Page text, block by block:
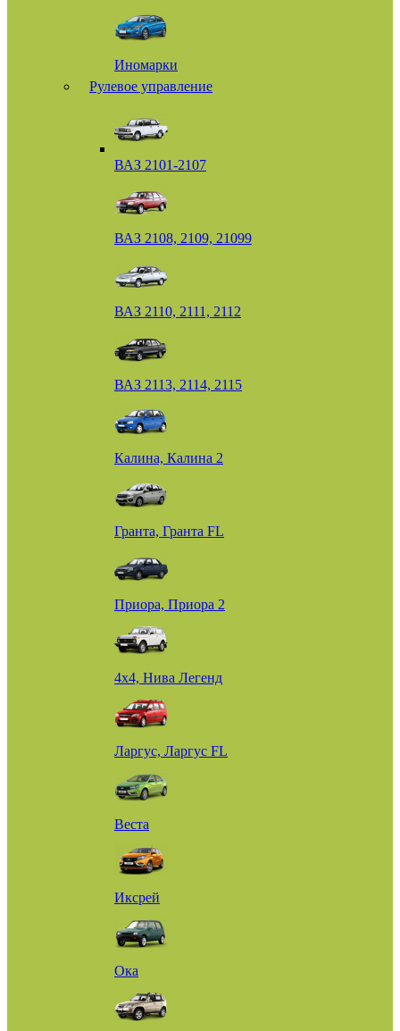
Иномарки
Рулевое управление
ВАЗ 2101-2107
ВАЗ 2108, 2109, 21099
ВАЗ 2110, 2111, 2112
ВАЗ 2113, 2114, 2115
Калина, Калина 2
Гранта, Гранта FL
Приора, Приора 2
4х4, Нива Легенд
Ларгус, Ларгус FL
Веста
Иксрей
Ока